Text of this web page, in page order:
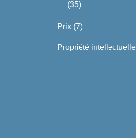
(35)
Prix (7)
Propriété intellectuelle